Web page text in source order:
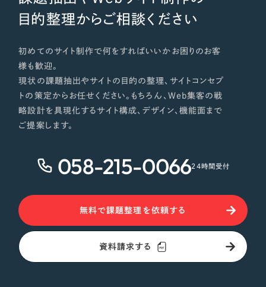
目的整理からご相談ください
初めてのサイト制作で何をすればいいかお困りのお客
様も歓迎。
現状の課題抽出やサイトの目的の整理、サイトコンセプ
トの策定からお任せください。もちろん、Web集客の戦
略設計を具現化するサイト構成、デザイン、機能面まで
ご提案します。
058-215-006624時間受付
無料で課題整理を依頼する
資料請求する